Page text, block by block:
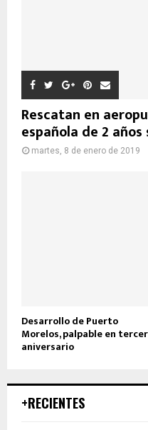
Rescatan en
española de 2
martes, 8 de enero de 2019
Desarrollo de Puerto
Morelos, palpable en tercer
aniversario
+RECIENTES